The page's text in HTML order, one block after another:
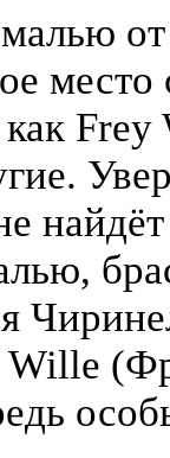
от
Wille